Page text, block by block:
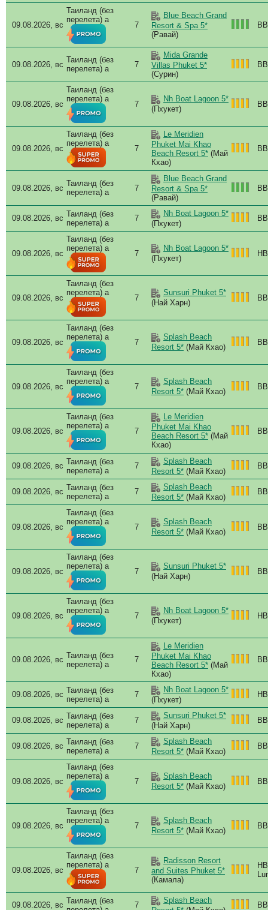
09.08.2026, вс
Таиланд (без
перелета) a
7
Blue Beach Grand
Resort & Spa 5*
(Равай)
BB
09.08.2026, вс
Таиланд (без
перелета) a
7
Mida Grande
Villas Phuket 5*
(Сурин)
BB
09.08.2026, вс
Таиланд (без
перелета) a
7
Nh Boat Lagoon 5*
(Пхукет)
BB
09.08.2026, вс
Таиланд (без
перелета) a
7
Le Meridien
Phuket Mai Khao
Beach Resort 5* (Май
Кхао)
BB
09.08.2026, вс
Таиланд (без
перелета) a
7
Blue Beach Grand
Resort & Spa 5*
(Равай)
BB
09.08.2026, вс Таиланд (без
перелета) a
7
Nh Boat Lagoon 5*
(Пхукет)
BB
09.08.2026, вс
Таиланд (без
перелета) a
7
Nh Boat Lagoon 5*
(Пхукет)
HB
09.08.2026, вс
Таиланд (без
перелета) a
7
Sunsuri Phuket 5*
(Най Харн)
BB
09.08.2026, вс
Таиланд (без
перелета) a
7
Splash Beach
Resort 5* (Май Кхао)
BB
09.08.2026, вс
Таиланд (без
перелета) a
7
Splash Beach
Resort 5* (Май Кхао)
BB
09.08.2026, вс
Таиланд (без
перелета) a
7
Le Meridien
Phuket Mai Khao
Beach Resort 5* (Май
Кхао)
BB
09.08.2026, вс Таиланд (без
перелета) a
7
Splash Beach
Resort 5* (Май Кхао)
BB
09.08.2026, вс Таиланд (без
перелета) a
7
Splash Beach
Resort 5* (Май Кхао)
BB
09.08.2026, вс
Таиланд (без
перелета) a
7
Splash Beach
Resort 5* (Май Кхао)
BB
09.08.2026, вс
Таиланд (без
перелета) a
7
Sunsuri Phuket 5*
(Най Харн)
BB
09.08.2026, вс
Таиланд (без
перелета) a
7
Nh Boat Lagoon 5*
(Пхукет)
HB
09.08.2026, вс Таиланд (без
перелета) a
7
Le Meridien
Phuket Mai Khao
Beach Resort 5* (Май
Кхао)
BB
09.08.2026, вс Таиланд (без
перелета) a
7
Nh Boat Lagoon 5*
(Пхукет)
HB
09.08.2026, вс Таиланд (без
перелета) a
7
Sunsuri Phuket 5*
(Най Харн)
BB
09.08.2026, вс Таиланд (без
перелета) a
7
Splash Beach
Resort 5* (Май Кхао)
BB
09.08.2026, вс
Таиланд (без
перелета) a
7
Splash Beach
Resort 5* (Май Кхао)
BB
09.08.2026, вс
Таиланд (без
перелета) a
7
Splash Beach
Resort 5* (Май Кхао)
BB
09.08.2026, вс
Таиланд (без
перелета) a
7
Radisson Resort
and Suites Phuket 5*
(Камала)
09.08.2026, вс Таиланд (без
7
Splash Beach
BB